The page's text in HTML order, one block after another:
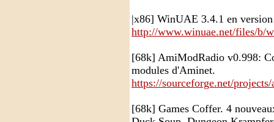
|x86] WinUAE 3.4.1 en
http://www.winuae.net/files/b/
[68k] AmiModRadio v0.998:
modules d'Aminet.
https://sourceforge.net/
[68k] Games Coffer. 4